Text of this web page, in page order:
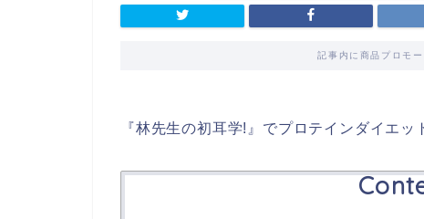
記事内に商品プロモ
『林先生の初耳学!』でプロテインダイエッ